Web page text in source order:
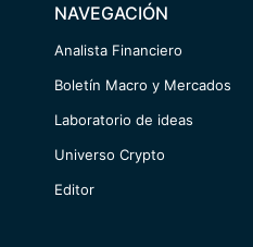
NAVEGACIÓN
Analista Financiero
Boletín Macro y Mercados
Laboratorio de ideas
Universo Crypto
Editor